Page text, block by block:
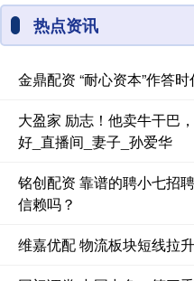
热点资讯
金鼎配资 “耐心资本”作答
大盈家 励志！他卖牛干巴
好_直播间_妻子_孙爱华
铭创配资 靠谱的聘小七招
信赖吗？
维嘉优配 物流板块短线拉